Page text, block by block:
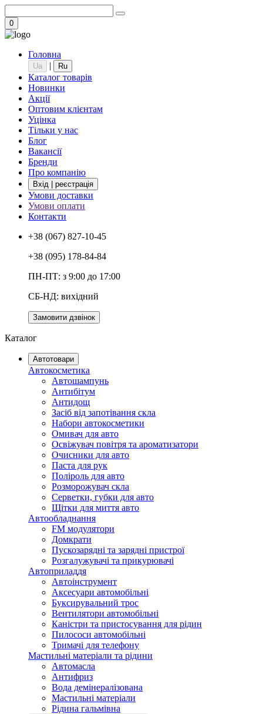
0
Головна
Ua | Ru
Каталог товарів
Новинки
Акції
Оптовим клієнтам
Уцінка
Тільки у нас
Блог
Вакансії
Бренди
Про компанію
Вхід | реєстрація
Умови доставки
Умови оплати
Контакти
+38 (067) 827-10-45
+38 (095) 178-84-84
ПН-ПТ: з 9:00 до 17:00
СБ-НД: вихідний
Замовити дзвінок
Каталог
Автотовари
Автокосметика
Автошампунь
Антибітум
Антидощ
Засіб від запотівання скла
Набори автокосметики
Омивач для авто
Освіжувач повітря та ароматизатори
Очисники для авто
Паста для рук
Поліроль для авто
Розморожувач скла
Серветки, губки для авто
Щітки для миття авто
Автообладнання
FM модулятори
Домкрати
Пускозарядні та зарядні пристрої
Розгалужувачі та прикурювачі
Автоприладдя
Автоінструмент
Аксесуари автомобільні
Буксирувальний трос
Вентилятори автомобільні
Каністри та пристосування для рідин
Пилососи автомобільні
Тримачі для телефону
Мастильні матеріали та рідини
Автомасла
Антифриз
Вода демінералізована
Мастильні матеріали
Рідина гальмівна